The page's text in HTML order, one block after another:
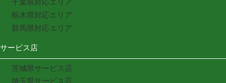
千葉県対応エリア
栃木県対応エリア
群馬県対応エリア
サービス店
茨城県サービス店
埼玉県サービス店